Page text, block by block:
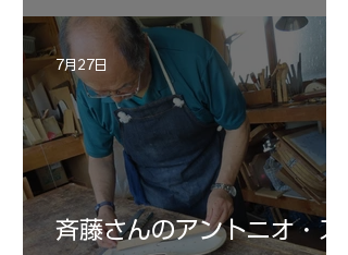
斉藤さんのアントニオ・ス
7月27日